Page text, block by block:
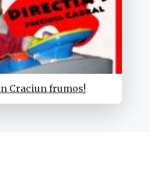
Craciun frumos!